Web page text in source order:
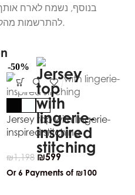
בנוסף, נשמח לארח
להתרשמות מהקולקציה ולקבלת ייעוץ אישי במקום.
-50%
Jersey top with lingerie-
inspired stitching
₪1,198 ₪599
Or 6 Payments of ₪100